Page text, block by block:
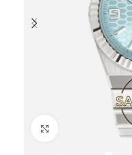
Büyütmek için